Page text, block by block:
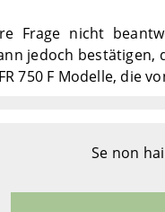
Frage nicht
jedoch
750 F Modelle, die
Se non